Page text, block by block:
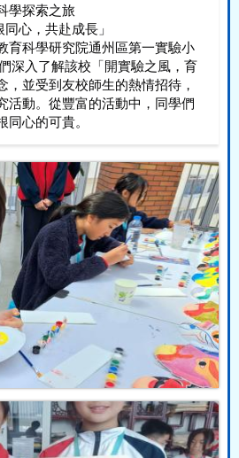
學探索之旅
心，共赴成長」
育科學研究院通州區第一實驗小
深入了解該校「開實驗之風，育
，並受到友校師生的熱情招待，
活動。從豐富的活動中，同學們
心的可貴。